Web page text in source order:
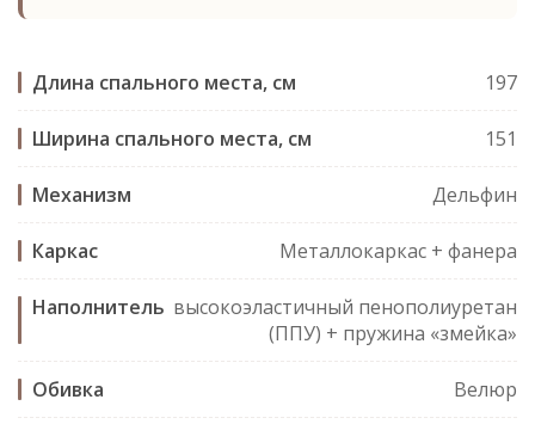
Длина спального места, см 197
Ширина спального места, см 151
Механизм Дельфин
Каркас Металлокаркас + фанера
Наполнитель высокоэластичный пенополиуретан
(ППУ) + пружина «змейка»
Обивка Велюр